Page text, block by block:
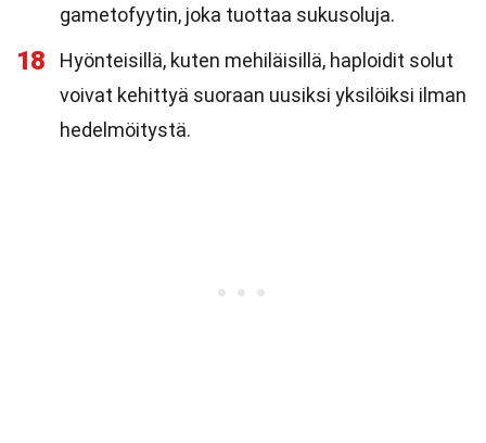
gametofyytin, joka tuottaa sukusoluja.
18
Hyönteisillä, kuten mehiläisillä, haploidit solut
voivat kehittyä suoraan uusiksi yksilöiksi ilman
hedelmöitystä.